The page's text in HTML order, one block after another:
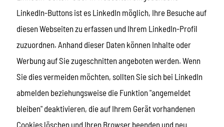
LinkedIn-Buttons ist es LinkedIn möglich, Ihre Besuche auf
diesen Webseiten zu erfassen und Ihrem LinkedIn-Profil
zuzuordnen. Anhand dieser Daten können Inhalte oder
Werbung auf Sie zugeschnitten angeboten werden. Wenn
Sie dies vermeiden möchten, sollten Sie sich bei LinkedIn
abmelden beziehungsweise die Funktion "angemeldet
bleiben" deaktivieren, die auf Ihrem Gerät vorhandenen
Cookies löschen und Ihren Browser beenden und neu